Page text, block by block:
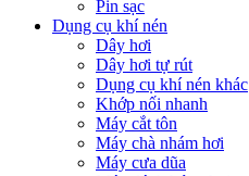
Pin sạc
Dụng cụ khí nén
Dây hơi
Dây hơi tự rút
Dụng cụ khí nén khác
Khớp nối nhanh
Máy cắt tôn
Máy chà nhám hơi
Máy cưa dũa